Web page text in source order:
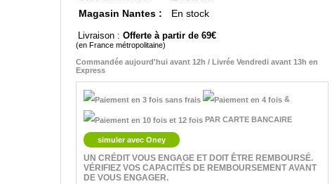
Magasin Nantes :
En stock
Livraison : Offerte à partir de 69
(en France métropolitaine)
Commandée aujourd'hui avant 12h / Livrée Vendredi avant 13h en
Express
&
PAR CARTE BANCAIRE
simuler avec Oney
UN CRÉDIT VOUS ENGAGE ET DOIT ÊTRE REMBOURSÉ.
VÉRIFIEZ VOS CAPACITÉS DE REMBOURSEMENT AVANT
DE VOUS ENGAGER.